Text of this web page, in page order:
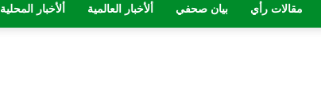
ألأخبار المحلية ألأخبار العالمية بيان صحفي مقالات رأي